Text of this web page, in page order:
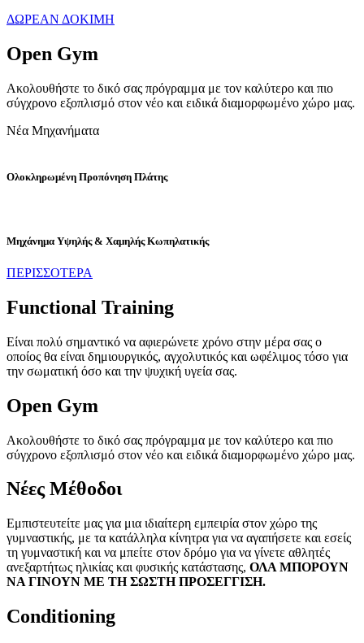
ΔΩΡΕΑΝ ΔΟΚΙΜΗ
Open Gym
Ακολουθήστε το δικό σας πρόγραμμα με τον καλύτερο και πιο
σύγχρονο εξοπλισμό στον νέο και ειδικά διαμορφωμένο χώρο μας.
Νέα Μηχανήματα
Ολοκληρωμένη Προπόνηση Πλάτης
Μηχάνημα Υψηλής & Χαμηλής Κωπηλατικής
ΠΕΡΙΣΣΟΤΕΡΑ
Functional Training
Είναι πολύ σημαντικό να αφιερώνετε χρόνο στην μέρα σας ο
οποίος θα είναι δημιουργικός, αγχολυτικός και ωφέλιμος τόσο για
την σωματική όσο και την ψυχική υγεία σας.
Open Gym
Ακολουθήστε το δικό σας πρόγραμμα με τον καλύτερο και πιο
σύγχρονο εξοπλισμό στον νέο και ειδικά διαμορφωμένο χώρο μας.
Νέες Μέθοδοι
Εμπιστευτείτε μας για μια ιδιαίτερη εμπειρία στον χώρο της
γυμναστικής, με τα κατάλληλα κίνητρα για να αγαπήσετε και εσείς
τη γυμναστική και να μπείτε στον δρόμο για να γίνετε αθλητές
ανεξαρτήτως ηλικίας και φυσικής κατάστασης, ΟΛΑ ΜΠΟΡΟΥΝ
ΝΑ ΓΙΝΟΥΝ ΜΕ ΤΗ ΣΩΣΤΗ ΠΡΟΣΕΓΓΙΣΗ.
Conditioning